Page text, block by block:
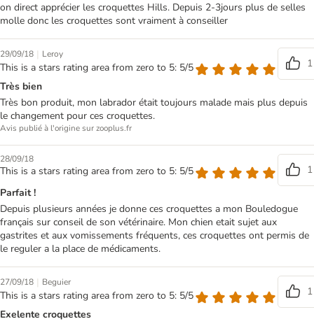
on direct apprécier les croquettes Hills. Depuis 2-3jours plus de selles
molle donc les croquettes sont vraiment à conseiller
29/09/18 | Leroy
This is a stars rating area from zero to 5: 5/5
1
Très bien
Très bon produit, mon labrador était toujours malade mais plus depuis
le changement pour ces croquettes.
Avis publié à l'origine sur zooplus.fr
28/09/18
This is a stars rating area from zero to 5: 5/5
1
Parfait !
Depuis plusieurs années je donne ces croquettes a mon Bouledogue
français sur conseil de son vétérinaire. Mon chien etait sujet aux
gastrites et aux vomissements fréquents, ces croquettes ont permis de
le reguler a la place de médicaments.
27/09/18 | Beguier
This is a stars rating area from zero to 5: 5/5
1
Exelente croquettes